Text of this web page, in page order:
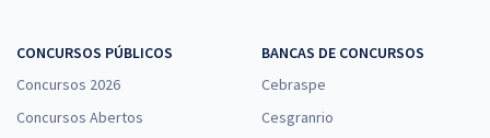
CONCURSOS PÚBLICOS
Concursos 2026
Concursos Abertos
BANCAS DE CONCURSOS
Cebraspe
Cesgranrio